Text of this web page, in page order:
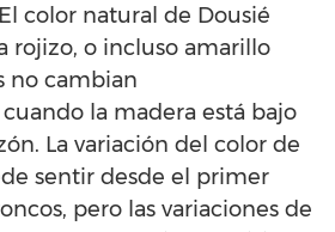
color natural de Dousié
rojizo, o incluso amarillo
no cambian
la madera está bajo
La variación del color de
sentir desde el primer
pero las variaciones de